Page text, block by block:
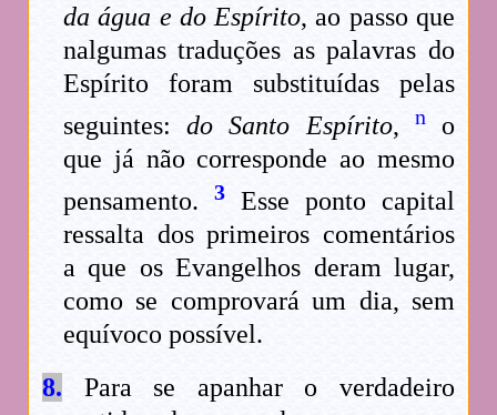
da água e do Espírito, ao passo que
nalgumas traduções as palavras do
Espírito foram substituídas pelas
seguintes:do Santo Espírito, no
que já não corresponde ao mesmo
pensamento. 3Esse ponto capital
ressalta dos primeiros comentários
a que os Evangelhos deram lugar,
como se comprovará um dia, sem
equívoco possível.
8. Para se apanhar o verdadeiro